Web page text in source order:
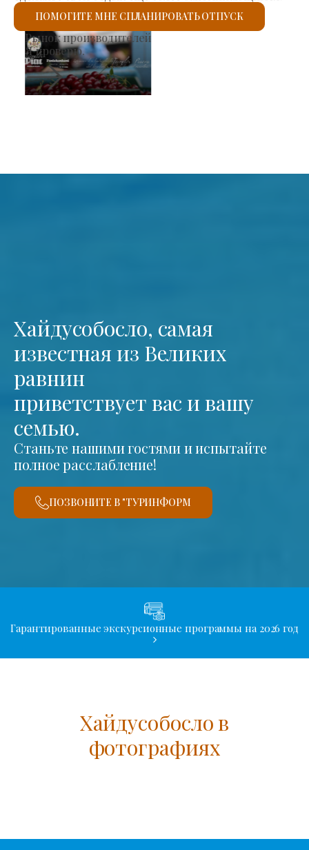
ПОМОГИТЕ МНЕ СПЛАНИРОВАТЬ ОТПУСК
Римско-католическая церковь Святого Ласло
Я проверю.
Хайдусобосло, самая
известная из Великих
равнин
приветствует вас и вашу
семью.
Станьте нашими гостями и испытайте
полное расслабление!
ПОЗВОНИТЕ В "ТУРИНФОРМ
Гарантированные экскурсионные программы на 2026 год
Хайдусобосло в
фотографиях